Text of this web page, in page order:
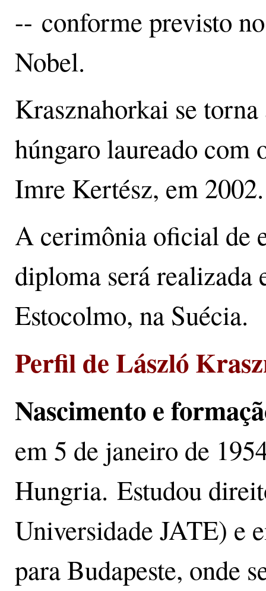
-- conforme previsto
Nobel.
Krasznahorkai se
húngaro laureado com
Imre Kertész, em 2002.
A cerimônia oficial de
diploma será realizada
Estocolmo, na Suécia.
Perfil de László
Nascimento e
em 5 de janeiro de
Hungria. Estudou
Universidade JATE) e
para Budapeste, onde